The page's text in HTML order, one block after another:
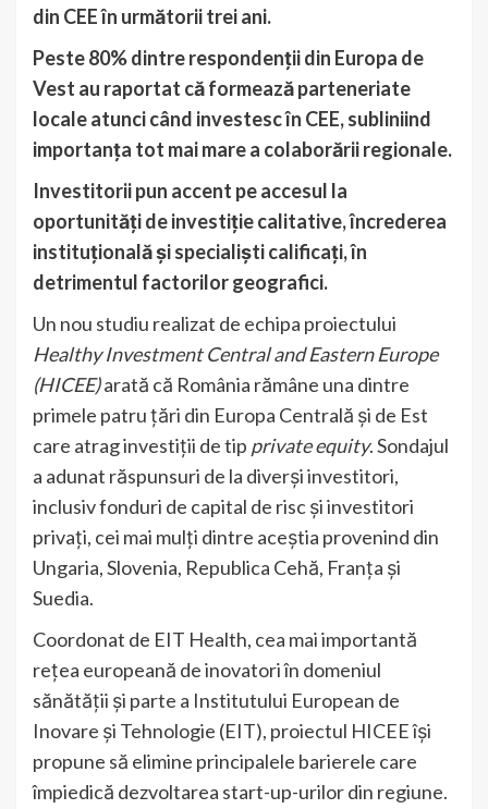
din CEE în următorii trei ani.
Peste 80% dintre respondenții din Europa de
Vest au raportat că formează parteneriate
locale atunci când investesc în CEE, subliniind
importanța tot mai mare a colaborării regionale.
Investitorii pun accent pe accesul la
oportunități de investiție calitative, încrederea
instituțională și specialiști calificați, în
detrimentul factorilor geografici.
Un nou studiu realizat de echipa proiectului
Healthy Investment Central and Eastern Europe
(HICEE)arată că România rămâne una dintre
primele patru țări din Europa Centrală și de Est
care atrag investiții de tip private equity. Sondajul
a adunat răspunsuri de la diverși investitori,
inclusiv fonduri de capital de risc și investitori
privați, cei mai mulți dintre aceștia provenind din
Ungaria, Slovenia, Republica Cehă, Franța și
Suedia.
Coordonat de EIT Health, cea mai importantă
rețea europeană de inovatori în domeniul
sănătății și parte a Institutului European de
Inovare și Tehnologie (EIT), proiectul HICEE își
propune să elimine principalele barierele care
împiedică dezvoltarea start-up-urilor din regiune.